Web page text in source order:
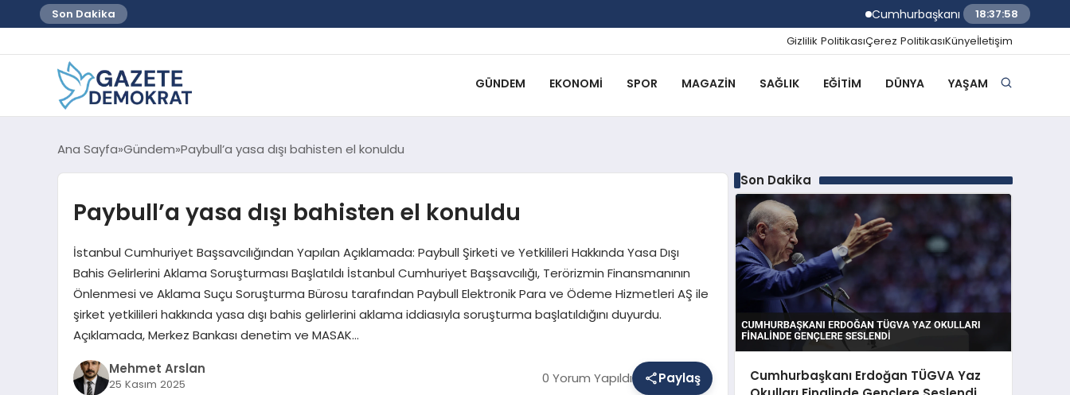
Son Dakika Cumhurbaşkanı Erdoğan TÜGVA Yaz
18:37:59
Gizlilik PolitikasıÇerez PolitikasıKünyeİletişim
GÜNDEM EKONOMI SPOR MAGAZIN SAĞLIK EĞITIM DÜNYA YAŞAM
Ana Sayfa Gündem Paybull’a yasa dışı bahisten el konuldu
Paybull’a yasa dışı bahisten el konuldu
İstanbul Cumhuriyet Başsavcılığından Yapılan Açıklamada: Paybull Şirketi ve Yetkilileri Hakkında Yasa Dışı
Bahis Gelirlerini Aklama Soruşturması Başlatıldı İstanbul Cumhuriyet Başsavcılığı, Terörizmin Finansmanının
Önlenmesi ve Aklama Suçu Soruşturma Bürosu tarafından Paybull Elektronik Para ve Ödeme Hizmetleri AŞ ile
şirket yetkilileri hakkında yasa dışı bahis gelirlerini aklama iddiasıyla soruşturma başlatıldığını duyurdu.
Açıklamada, Merkez Bankası denetim ve MASAK…
Mehmet Arslan
25 Kasım 2025 0 Yorum Yapıldı Paylaş
Son Dakika
Cumhurbaşkanı Erdoğan TÜGVA Yaz